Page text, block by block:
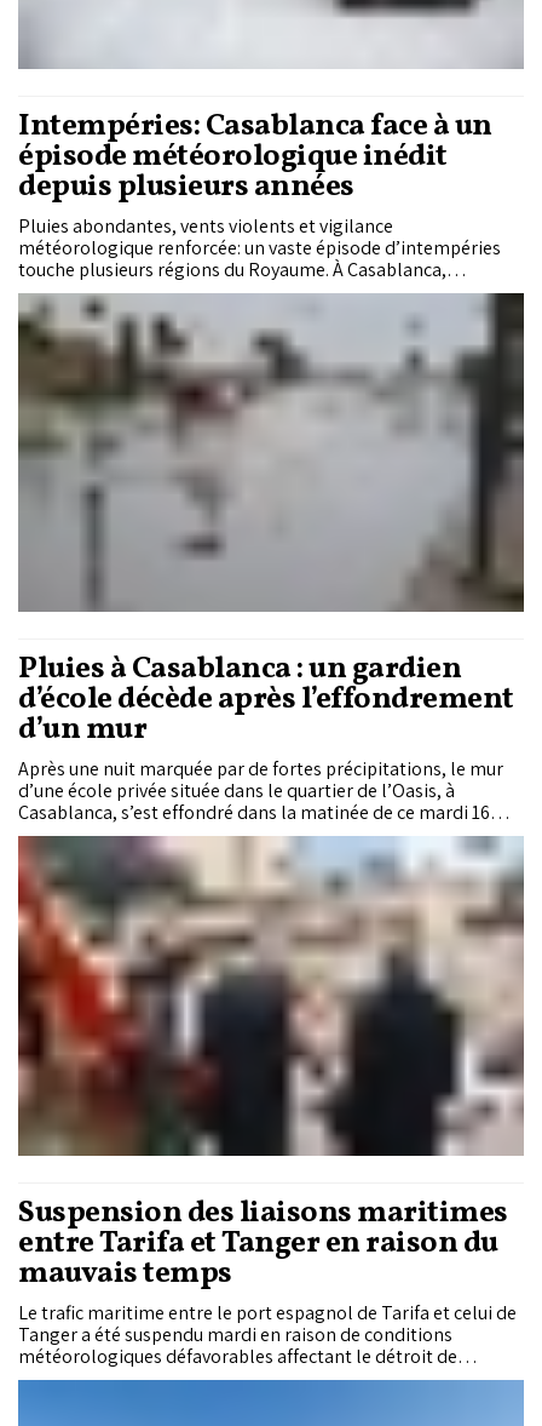
Intempéries: Casablanca face à un
épisode météorologique inédit
depuis plusieurs années
Pluies abondantes, vents violents et vigilance
météorologique renforcée: un vaste épisode d’intempéries
touche plusieurs régions du Royaume. À Casablanca,
métropole économique du pays, l’intensité des
précipitations et des rafales marque un phénomène rare, que
la ville n’avait plus connu depuis de nombreuses années.
Pluies à Casablanca : un gardien
d’école décède après l’effondrement
d’un mur
Après une nuit marquée par de fortes précipitations, le mur
d’une école privée située dans le quartier de l’Oasis, à
Casablanca, s’est effondré dans la matinée de ce mardi 16
décembre 2025, causant la mort du gardien de
l’établissement et faisant une blessée.
Suspension des liaisons maritimes
entre Tarifa et Tanger en raison du
mauvais temps
Le trafic maritime entre le port espagnol de Tarifa et celui de
Tanger a été suspendu mardi en raison de conditions
météorologiques défavorables affectant le détroit de
Gibraltar, ont annoncé les autorités portuaires de la baie